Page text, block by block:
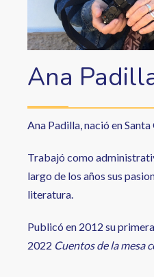
Ana
Ana Padilla, nació en
Trabajó como
largo de los años sus
literatura.
Publicó en 2012 su
2022 Cuentos de la mesa